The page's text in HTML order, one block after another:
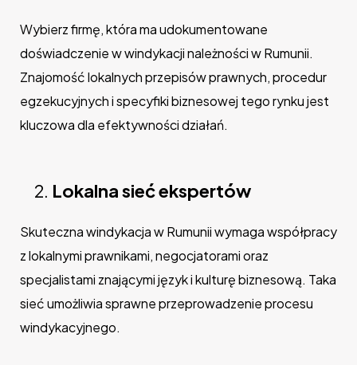
Wybierz firmę, która ma udokumentowane
doświadczenie w windykacji należności w Rumunii.
Znajomość lokalnych przepisów prawnych, procedur
egzekucyjnych i specyfiki biznesowej tego rynku jest
kluczowa dla efektywności działań.
Lokalna sieć ekspertów
Skuteczna windykacja w Rumunii wymaga współpracy
z lokalnymi prawnikami, negocjatorami oraz
specjalistami znającymi język i kulturę biznesową. Taka
sieć umożliwia sprawne przeprowadzenie procesu
windykacyjnego.